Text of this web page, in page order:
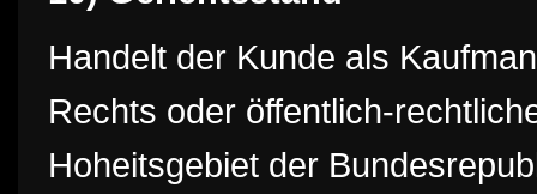
Handelt der Kunde als
Rechts oder öffentlich-
Hoheitsgebiet der